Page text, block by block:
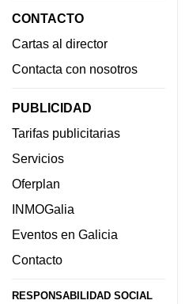
CONTACTO
Cartas al director
Contacta con nosotros
PUBLICIDAD
Tarifas publicitarias
Servicios
Oferplan
INMOGalia
Eventos en Galicia
Contacto
RESPONSABILIDAD SOCIAL